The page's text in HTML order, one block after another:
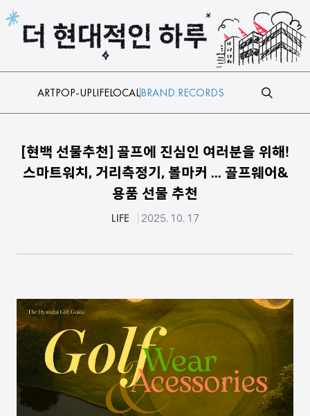
본문 바로가기
ARTPOP-UPLIFELOCALBRAND RECORDS
[현백 선물추천] 골프에 진심인 여러분을 위해!
스마트워치, 거리측정기, 볼마커 ... 골프웨어&
용품 선물 추천
LIFE 2025. 10. 17